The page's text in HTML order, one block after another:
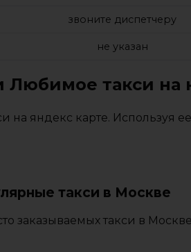
звоните диспетчеру
не указан
Любимое такси на
яндекс карте. Используя
такси в Москве
заказываемых такси в